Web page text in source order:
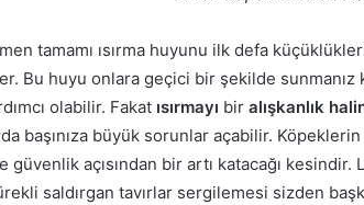
tamamı ısırma huyunu ilk defa
Bu huyu onlara geçici bir şekilde
olabilir. Fakat ısırmayı bir alışkanlık
başınıza büyük sorunlar açabilir.
güvenlik açısından bir artı katacağı
saldırgan tavırlar sergilemesi sizden